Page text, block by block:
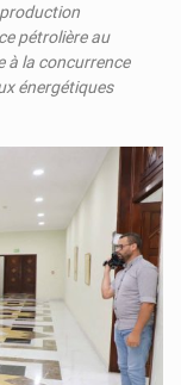
pétrolière au
à la concurrence
énergétiques